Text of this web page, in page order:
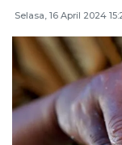
Selasa, 16 April 2024